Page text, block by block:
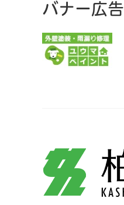
バナー広告
柏市